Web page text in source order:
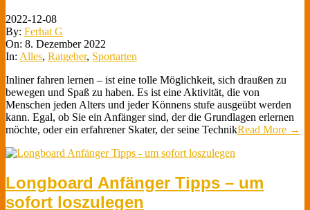
2022-12-08
By: Ferhat G
On: 8. Dezember 2022
In: Alles, Ratgeber, Sportarten
Inliner fahren lernen – ist eine tolle Möglichkeit, sich draußen zu
bewegen und Spaß zu haben. Es ist eine Aktivität, die von
Menschen jeden Alters und jeder Könnens stufe ausgeübt werden
kann. Egal, ob Sie ein Anfänger sind, der die Grundlagen erlernen
möchte, oder ein erfahrener Skater, der seine TechnikRead More →
Longboard Anfänger Tipps – um
sofort loszulegen